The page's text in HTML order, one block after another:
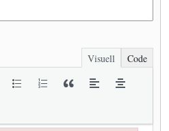
Visuell
Code